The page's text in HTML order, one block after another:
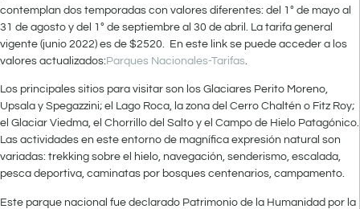
contemplan dos temporadas con valores diferentes: del 1° de mayo al
31 de agosto y del 1° de septiembre al 30 de abril. La tarifa general
vigente (junio 2022) es de $2520. En este link se puede acceder a los
valores actualizados:Parques Nacionales-Tarifas.
Los principales sitios para visitar son los Glaciares Perito Moreno,
Upsala y Spegazzini; el Lago Roca, la zona del Cerro Chaltén o Fitz Roy;
el Glaciar Viedma, el Chorrillo del Salto y el Campo de Hielo Patagónico.
Las actividades en este entorno de magnífica expresión natural son
variadas: trekking sobre el hielo, navegación, senderismo, escalada,
pesca deportiva, caminatas por bosques centenarios, campamento.
Este parque nacional fue declarado Patrimonio de la Humanidad por la